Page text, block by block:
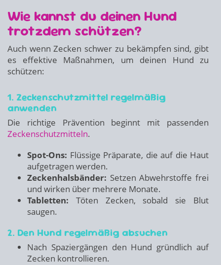
Wie kannst du deinen Hund
trotzdem schützen?
Auch wenn Zecken schwer zu bekämpfen sind, gibt
es effektive Maßnahmen, um deinen Hund zu
schützen:
1. Zeckenschutzmittel regelmäßig
anwenden
Die richtige Prävention beginnt mit passenden
Zeckenschutzmitteln.
Spot-Ons: Flüssige Präparate, die auf die Haut
aufgetragen werden.
Zeckenhalsbänder: Setzen Abwehrstoffe frei
und wirken über mehrere Monate.
Tabletten: Töten Zecken, sobald sie Blut
saugen.
2. Den Hund regelmäßig absuchen
Nach Spaziergängen den Hund gründlich auf
Zecken kontrollieren.